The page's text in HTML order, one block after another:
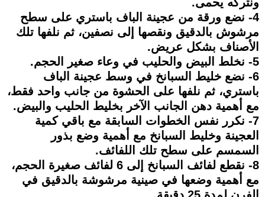
4- نضع ورقة من عجينة الباف باستري على سطح
مرشوش بالدقيق ونقصها إلى نصفين، ثم نلفها تلك
الأصناف بشكل عريض.
5- نخلط البيض والحليب في وعاء صغير الحجم.
6- نضع خليط السبانخ في وسط عجينة الباف
باستري، ثم نلفها على الحشوة من جانب واحد فقط،
مع أهمية دهن الجانب الآخر بخليط الحليب والبيض.
7- نكرر نفس الخطوات السابقة مع باقي كمية
العجينة وخليط السبانخ مع أهمية وضع بذور
السمسم على سطح تلك اللفائف.
8- نقطع لفائف السبانخ إلى 6 لفائف صغيرة الحجم،
مع أهمية وضعها في صينية مرشوشة بالدقيق في